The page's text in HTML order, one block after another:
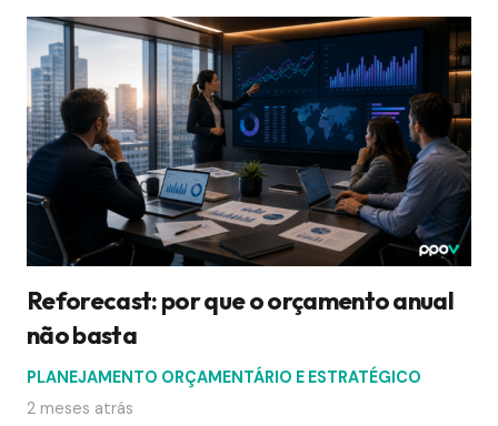
Reforecast: por que o orçamento anual
não basta
PLANEJAMENTO ORÇAMENTÁRIO E ESTRATÉGICO
2 meses atrás